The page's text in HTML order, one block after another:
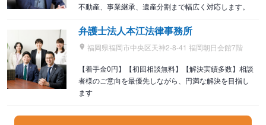
不動産、事業継承、遺産分割まで幅広く対応します。
弁護士法人本江法律事務所
福岡県福岡市中央区天神2-8-41 福岡朝日会館7階
【着手金0円】【初回相談無料】【解決実績多数】相談
者様のご意向を最優先しながら、円満な解決を目指し
ます